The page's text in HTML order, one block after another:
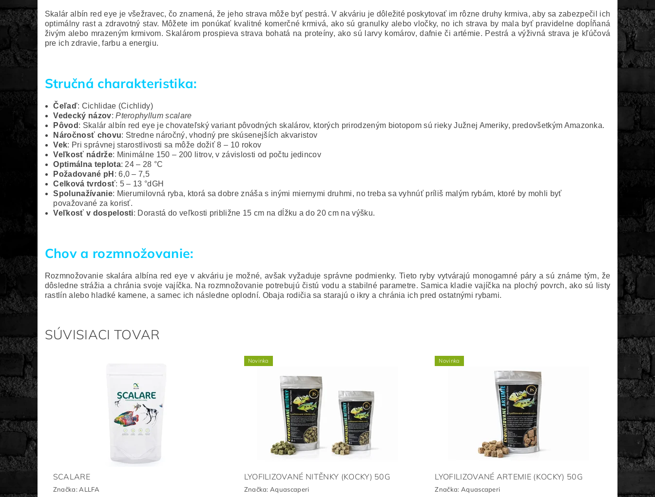
Skalár albín red eye je všežravec, čo znamená, že jeho strava môže byť pestrá. V akváriu je dôležité poskytovať im rôzne druhy krmiva, aby sa zabezpečil ich
optimálny rast a zdravotný stav. Môžete im ponúkať kvalitné komerčné krmivá, ako sú granulky alebo vločky, no ich strava by mala byť pravidelne dopĺňaná
živým alebo mrazeným krmivom. Skalárom prospieva strava bohatá na proteíny, ako sú larvy komárov, dafnie či artémie. Pestrá a výživná strava je kľúčová
pre ich zdravie, farbu a energiu.
Stručná charakteristika:
Čeľaď: Cichlidae (Cichlidy)
Vedecký názov:Pterophyllum scalare
Pôvod : Skalár albín red eye je chovateľský variant pôvodných skalárov, ktorých prirodzeným biotopom sú rieky Južnej Ameriky, predovšetkým Amazonka.
Náročnosť chovu: Stredne náročný, vhodný pre skúsenejších akvaristov
Vek: Pri správnej starostlivosti sa môže dožiť 8 – 10 rokov
Veľkosť nádrže: Minimálne 150 – 200 litrov, v závislosti od počtu jedincov
Optimálna teplota: 24 – 28 °C
Požadované pH : 6,0 – 7,5
Celková tvrdosť: 5 – 13 °dGH
Spolunažívanie: Mierumilovná ryba, ktorá sa dobre znáša s inými miernymi druhmi, no treba sa vyhnúť príliš malým rybám, ktoré by mohli byť
považované za korisť.
Veľkosť v dospelosti: Dorastá do veľkosti približne 15 cm na dĺžku a do 20 cm na výšku.
Chov a rozmnožovanie:
Rozmnožovanie skalára albína red eye v akváriu je možné, avšak vyžaduje správne podmienky. Tieto ryby vytvárajú monogamné páry a sú známe tým, že
dôsledne strážia a chránia svoje vajíčka. Na rozmnožovanie potrebujú čistú vodu a stabilné parametre. Samica kladie vajíčka na plochý povrch, ako sú listy
rastlín alebo hladké kamene, a samec ich následne oplodní. Obaja rodičia sa starajú o ikry a chránia ich pred ostatnými rybami.
SÚVISIACI TOVAR
SCALARE
Značka: ALLFA
Novinka
LYOFILIZOVANÉ NITĚNKY (KOCKY) 50G
Značka: Aquascaperi
Novinka
LYOFILIZOVANÉ ARTEMIE (KOCKY) 50G
Značka: Aquascaperi